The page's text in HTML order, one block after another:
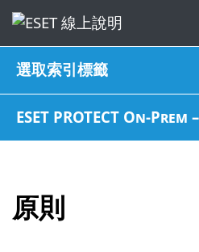
選取索引標籤
ESET PROTECT On-Prem
原則